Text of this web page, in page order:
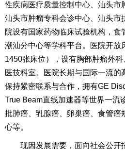
性疾病医疗质量控制中心、汕头市
汕头市肿瘤专科会诊中心、汕头市
院设有国家药物临床试验机构，食
潮汕分中心等学科平台。医院开放
1450张床位），设有胸部肿瘤外
医技科室。医院长期与国际一流的
保持紧密联系与合作，拥有GE
True Beam直线加速器等世界一流
批肺癌、乳腺癌、卵巢癌、食管癌
心等。
现因发展需要，面向社会公开